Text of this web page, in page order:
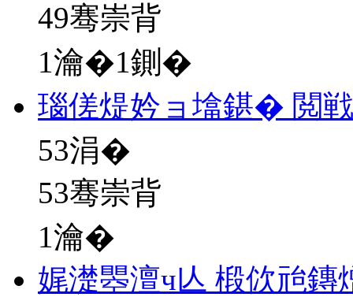
49骞崇背
1瀹�1鍘�
瑙傞煶妗ョ墖鍖� 閲
53涓�
53骞崇背
1瀹�
娓濋瞾澶ч亾 椴佽兘鏄